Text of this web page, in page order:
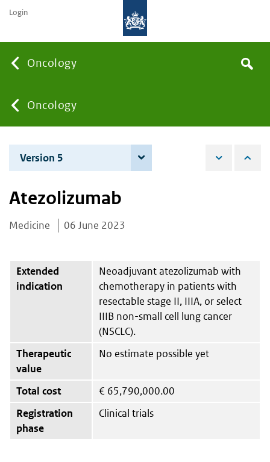
Oncology
You
are
here:
Oncology
the
Search
Login
Version 5
Atezolizumab
Medicine 06 June 2023
Extended
indication
Neoadjuvant atezolizumab with
chemotherapy in patients with
resectable stage II, IIIA, or select
IIIB non-small cell lung cancer
(NSCLC).
Therapeutic
value
No estimate possible yet
Total cost € 65,790,000.00
Registration
phase
Clinical trials